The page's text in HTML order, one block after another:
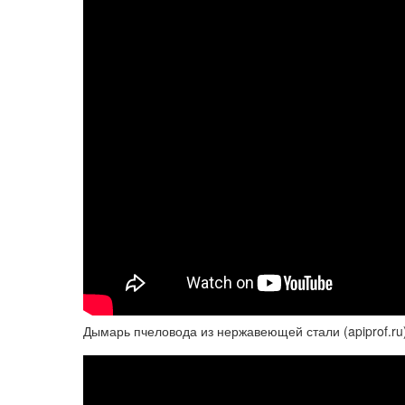
Дымарь пчеловода из нержавеющей стали